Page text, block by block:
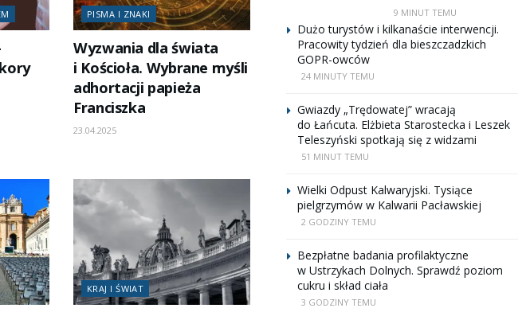
PISMA I ZNAKI
Wyzwania dla świata
i Kościoła. Wybrane myśli
adhortacji papieża
Franciszka
23.04.2025
KRAJ I ŚWIAT
9 MINUT TEMU
Dużo turystów i kilkanaście interwencji.
Pracowity tydzień dla bieszczadzkich
GOPR-owców
24 MINUTY TEMU
Gwiazdy „Trędowatej” wracają
do Łańcuta. Elżbieta Starostecka i Leszek
Teleszyński spotkają się z widzami
51 MINUT TEMU
Wielki Odpust Kalwaryjski. Tysiące
pielgrzymów w Kalwarii Pacławskiej
2 GODZINY TEMU
Bezpłatne badania profilaktyczne
w Ustrzykach Dolnych. Sprawdź poziom
cukru i skład ciała
3 GODZINY TEMU